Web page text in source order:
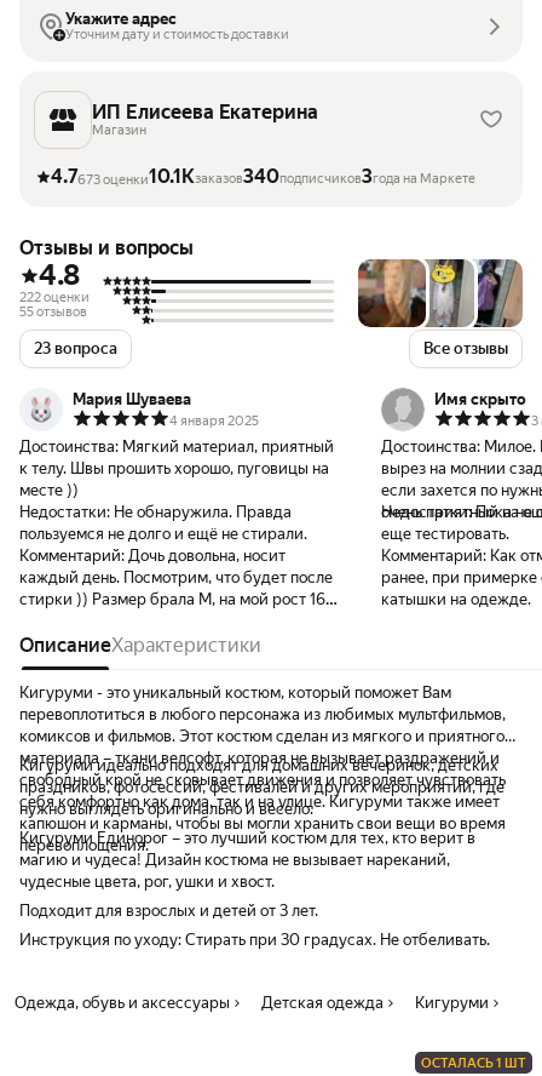
Укажите адрес
Уточним дату и стоимость доставки
ИП Елисеева Екатерина
Магазин
4.7673 оценки10.1Kзаказов340подписчиков3года на Маркете
Отзывы и вопросы
4.8
222 оценки
55 отзывов
23 вопроса Все отзывы
Мария Шуваева
4 января 2025
Достоинства: Мягкий материал, приятный
к телу. Швы прошить хорошо, пуговицы на
месте ))
Недостатки: Не обнаружила. Правда
пользуемся не долго и ещё не стирали.
Комментарий: Дочь довольна, носит
каждый день. Посмотрим, что будет после
стирки )) Размер брала М, на мой рост 162
впору.
Имя скрыто
3
Достоинства: Милое.
вырез на молнии
если захется по нужным
очень приятный на
Недостатки: Пока не
еще тестировать.
Комментарий: Как
ранее, при примерке
катышки на одежде.
ОписаниеХарактеристики
Кигуруми - это уникальный костюм, который поможет Вам
перевоплотиться в любого персонажа из любимых мультфильмов,
комиксов и фильмов. Этот костюм сделан из мягкого и приятного
материала – ткани велсофт, которая не вызывает раздражений и
свободный крой не сковывает движения и позволяет чувствовать
себя комфортно как дома, так и на улице. Кигуруми также имеет
капюшон и карманы, чтобы вы могли хранить свои вещи во время
перевоплощения.
Кигуруми идеально подходят для домашних вечеринок, детских
праздников, фотосессий, фестивалей и других мероприятий, где
нужно выглядеть оригинально и весело.
Кигуруми Единорог – это лучший костюм для тех, кто верит в
магию и чудеса! Дизайн костюма не вызывает нареканий,
чудесные цвета, рог, ушки и хвост.
Подходит для взрослых и детей от 3 лет.
Инструкция по уходу: Стирать при 30 градусах. Не отбеливать.
Одежда, обувь и аксессуары Детская одежда Кигуруми
ОСТАЛАСЬ 1 ШТ